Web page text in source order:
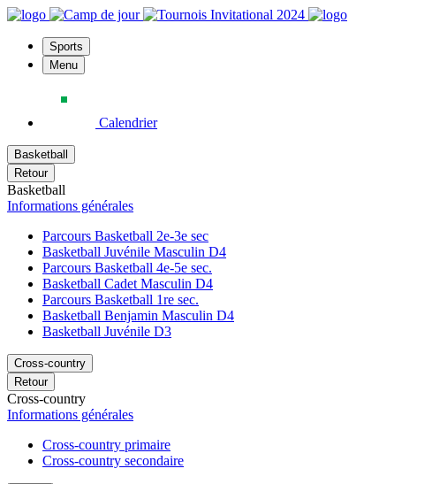
Sports
Menu
Calendrier
Basketball
Retour
Basketball
Informations générales
Parcours Basketball 2e-3e sec
Basketball Juvénile Masculin D4
Parcours Basketball 4e-5e sec.
Basketball Cadet Masculin D4
Parcours Basketball 1re sec.
Basketball Benjamin Masculin D4
Basketball Juvénile D3
Cross-country
Retour
Cross-country
Informations générales
Cross-country primaire
Cross-country secondaire